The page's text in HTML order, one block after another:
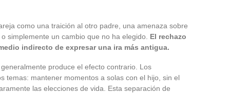
como una traición al otro padre, una amenaza sobre
simplemente un cambio que no ha elegido. El rechazo
indirecto de expresar una ira más antigua.
produce el efecto contrario. Los
temas: mantener momentos a solas con el hijo, sin el
las elecciones de vida. Esta separación de